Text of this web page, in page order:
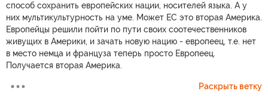
способ сохранить европейских нации, носителей языка. А у
них мультикультурность на уме. Может ЕС это вторая Америка.
Европейцы решили пойти по пути своих соотечественников
живущих в Америки, и зачать новую нацию - европеец, т.е. нет
в место немца и француза теперь просто Европеец.
Получается вторая Америка.
Раскрыть ветку